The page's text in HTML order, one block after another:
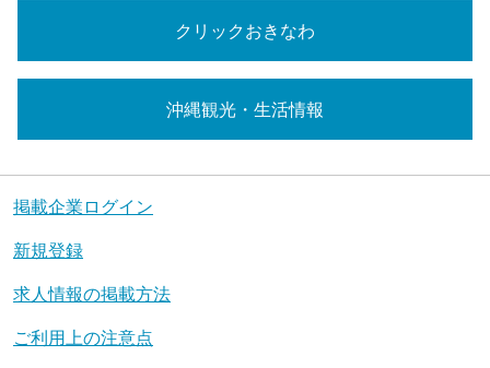
クリックおきなわ
沖縄観光・生活情報
掲載企業ログイン
新規登録
求人情報の掲載方法
ご利用上の注意点